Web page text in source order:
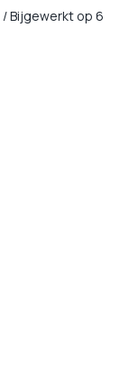
/Bijgewerkt op 6